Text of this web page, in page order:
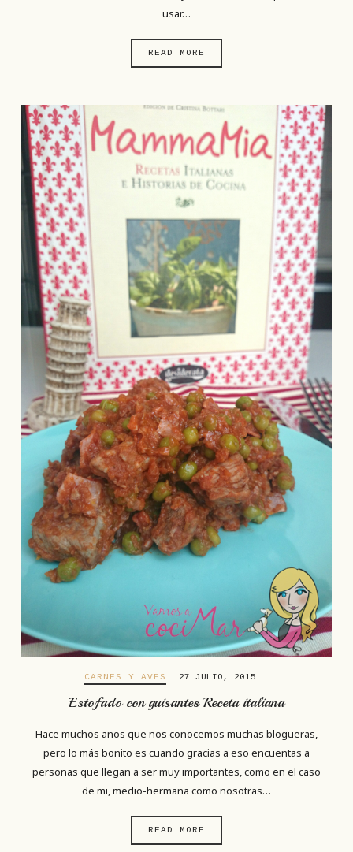
usar…
READ MORE
CARNES Y AVES 27 JULIO, 2015
Estofado con guisantes Receta italiana
Hace muchos años que nos conocemos muchas blogueras,
pero lo más bonito es cuando gracias a eso encuentas a
personas que llegan a ser muy importantes, como en el caso
de mi, medio-hermana como nosotras…
READ MORE